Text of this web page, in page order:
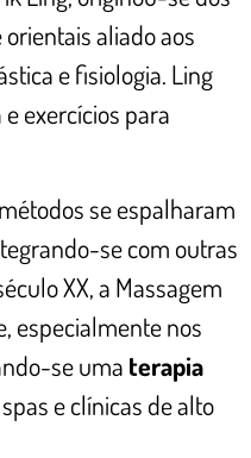
aliado aos
e fisiologia. Ling
exercícios para
se espalharam
se com outras
XX, a Massagem
especialmente nos
se uma terapia
e clínicas de alto